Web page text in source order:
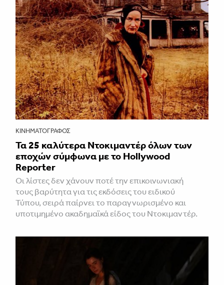
ΚΙΝΗΜΑΤΟΓΡΆΦΟΣ
Τα 25 καλύτερα Ντοκιμαντέρ όλων των
εποχών σύμφωνα με το Hollywood
Reporter
Οι λίστες δεν χάνουν ποτέ την επικοινωνιακή
τους βαρύτητα για τις εκδόσεις του ειδικού
Τύπου, σειρά παίρνει το παραγνωρισμένο και
υποτιμημένο ακαδημαϊκά είδος του Ντοκιμαντέρ.